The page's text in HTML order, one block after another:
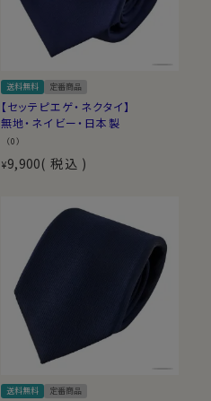
送料無料 定番商品
【セッテピエゲ・ネクタイ】
無地・ネイビー・日本製
（0）
¥9,900 税込
送料無料 定番商品